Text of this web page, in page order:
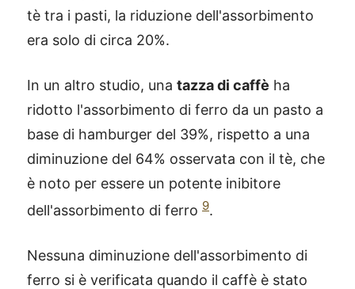
tè tra i pasti, la riduzione dell'assorbimento
era solo di circa 20%.
In un altro studio, una tazza di caffè ha
ridotto l'assorbimento di ferro da un pasto a
base di hamburger del 39%, rispetto a una
diminuzione del 64% osservata con il tè, che
è noto per essere un potente inibitore
dell'assorbimento di ferro 9.
Nessuna diminuzione dell'assorbimento di
ferro si è verificata quando il caffè è stato